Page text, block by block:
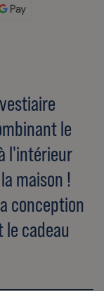
le
l'intérieur
maison !
conception
cadeau